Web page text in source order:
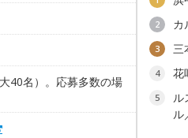
40名）。応募多数の場
2 カ
3 三
4 花
5
ル
ル